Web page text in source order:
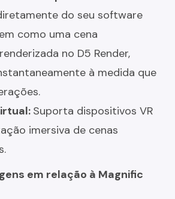
do seu software
como uma cena
no D5 Render,
à medida que
Suporta dispositivos VR
imersiva de cenas
em relação à Magnific